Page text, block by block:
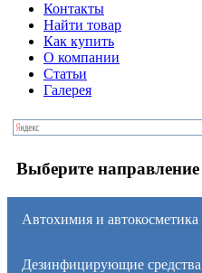
Контакты
Найти товар
Как купить
О компании
Статьи
Галерея
Выберите направление
Автохимия и автокосметика
Дезинфицирующие средства